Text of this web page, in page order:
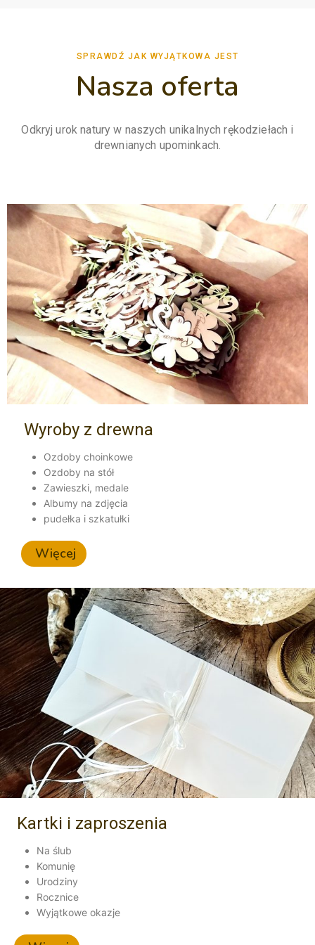
SPRAWDŹ JAK WYJĄTKOWA JEST
Nasza oferta
Odkryj urok natury w naszych unikalnych rękodziełach i
drewnianych upominkach.
Wyroby z drewna
Ozdoby choinkowe
Ozdoby na stół
Zawieszki, medale
Albumy na zdjęcia
pudełka i szkatułki
Więcej
Kartki i zaproszenia
Na ślub
Komunię
Urodziny
Rocznice
Wyjątkowe okazje